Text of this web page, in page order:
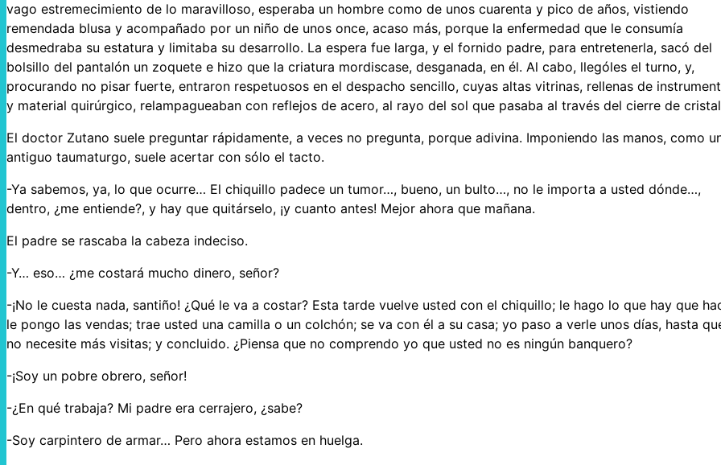
vago estremecimiento de lo maravilloso, esperaba un hombre como de unos cuarenta y pico de años, vistiendo
remendada blusa y acompañado por un niño de unos once, acaso más, porque la enfermedad que le consumía
desmedraba su estatura y limitaba su desarrollo. La espera fue larga, y el fornido padre, para entretenerla, sacó del
bolsillo del pantalón un zoquete e hizo que la criatura mordiscase, desganada, en él. Al cabo, llególes el turno, y,
procurando no pisar fuerte, entraron respetuosos en el despacho sencillo, cuyas altas vitrinas, rellenas de
y material quirúrgico, relampagueaban con reflejos de acero, al rayo del sol que pasaba al través del cierre de
El doctor Zutano suele preguntar rápidamente, a veces no pregunta, porque adivina. Imponiendo las manos, como
antiguo taumaturgo, suele acertar con sólo el tacto.
-Ya sabemos, ya, lo que ocurre… El chiquillo padece un tumor…, bueno, un bulto…, no le importa a usted dónde…,
dentro, ¿me entiende?, y hay que quitárselo, ¡y cuanto antes! Mejor ahora que mañana.
El padre se rascaba la cabeza indeciso.
-Y… eso… ¿me costará mucho dinero, señor?
-¡No le cuesta nada, santiño! ¿Qué le va a costar? Esta tarde vuelve usted con el chiquillo; le hago lo que hay que
le pongo las vendas; trae usted una camilla o un colchón; se va con él a su casa; yo paso a verle unos días, hasta
no necesite más visitas; y concluido. ¿Piensa que no comprendo yo que usted no es ningún banquero?
-¡Soy un pobre obrero, señor!
-¿En qué trabaja? Mi padre era cerrajero, ¿sabe?
-Soy carpintero de armar… Pero ahora estamos en huelga.